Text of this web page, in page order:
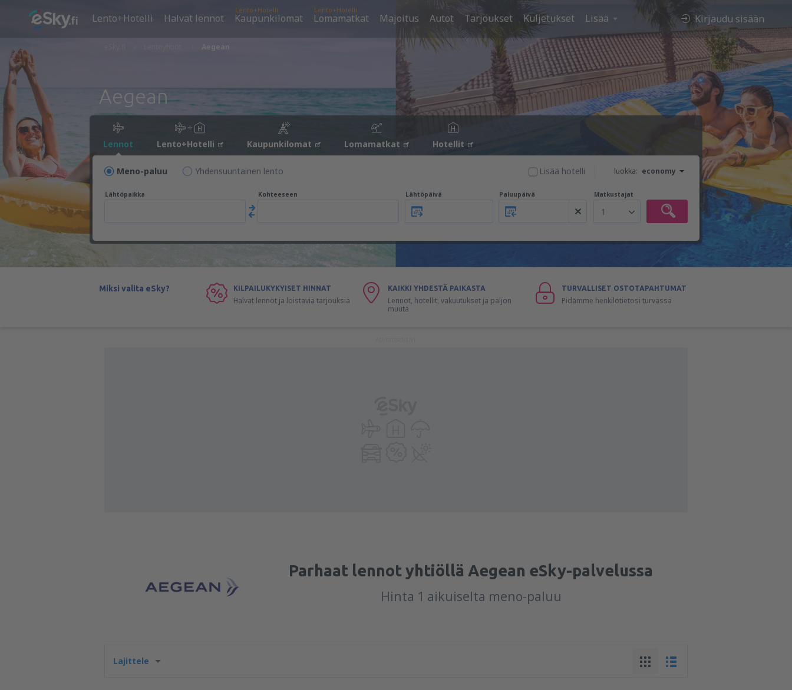
Lento+Hotelli Halvat lennot
Lento+Hotelli
Kaupunkilomat
Lento+Hotelli
Lomamatkat Majoitus Autot Tarjoukset Kuljetukset Lisää Kirjaudu sisään
Aegean
Lennot Lento+Hotelli Kaupunkilomat Lomamatkat Hotellit
Meno-paluu Yhdensuuntainen lento luokka: economy
Lisää hotelli
Lähtöpaikka Kohteeseen Lähtöpäivä Paluupäivä Matkustajat
1
Miksi valita eSky? KILPAILUKYKYISET HINNAT
Halvat lennot ja loistavia tarjouksia
KAIKKI YHDESTÄ PAIKASTA
Lennot, hotellit, vakuutukset ja paljon
muuta
TURVALLISET OSTOTAPAHTUMAT
Pidämme henkilötietosi turvassa
Parhaat lennot yhtiöllä Aegean eSky-palvelussa
Hinta 1 aikuiselta meno-paluu
Lajittele